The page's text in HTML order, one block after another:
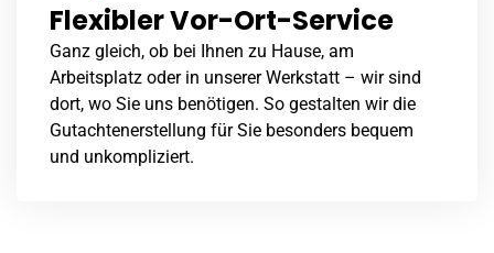
Flexibler Vor-Ort-Service
Ganz gleich, ob bei Ihnen zu Hause, am
Arbeitsplatz oder in unserer Werkstatt – wir sind
dort, wo Sie uns benötigen. So gestalten wir die
Gutachtenerstellung für Sie besonders bequem
und unkompliziert.